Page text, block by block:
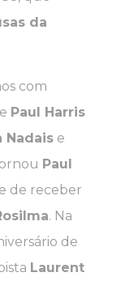
da
com
Paul Harris
Nadais e
Paul
de receber
. Na
de
Laurent